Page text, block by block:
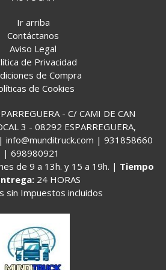
Ir arriba
Contáctanos
Aviso Legal
de Privacidad
de Compra
de Cookies
- C/ CAMI DE CAN
3 - 08292 ESPARREGUERA,
info@munditruck.com | 931858660
| 698980921
de 9 a 13h. y 15 a 19h. | Tiempo
24 HORAS
sin Impuestos incluidos